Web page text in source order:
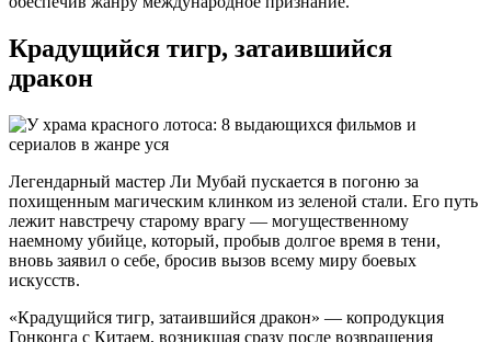
Крадущийся тигр, затаившийся
дракон
Легендарный мастер Ли Мубай пускается в погоню за
похищенным магическим клинком из зеленой стали. Его путь
лежит навстречу старому врагу — могущественному
наемному убийце, который, пробыв долгое время в тени,
вновь заявил о себе, бросив вызов всему миру боевых
искусств.
«Крадущийся тигр, затаившийся дракон» — копродукция
Гонконга с Китаем, возникшая сразу после возвращения